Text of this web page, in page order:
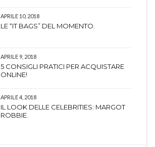
APRILE 10, 2018
LE “IT BAGS” DEL MOMENTO.
APRILE 9, 2018
5 CONSIGLI PRATICI PER ACQUISTARE
ONLINE!
APRILE 4, 2018
IL LOOK DELLE CELEBRITIES: MARGOT
ROBBIE.